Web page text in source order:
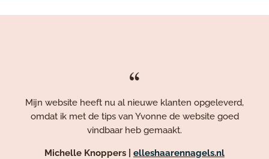
“
Mijn website heeft nu al nieuwe klanten opgeleverd,
omdat ik met de tips van Yvonne de website goed
vindbaar heb gemaakt.
Michelle Knoppers | elleshaarennagels.nl